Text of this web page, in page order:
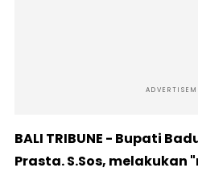
BALI TRIBUNE - Bupati
Prasta. S.Sos, melakukan